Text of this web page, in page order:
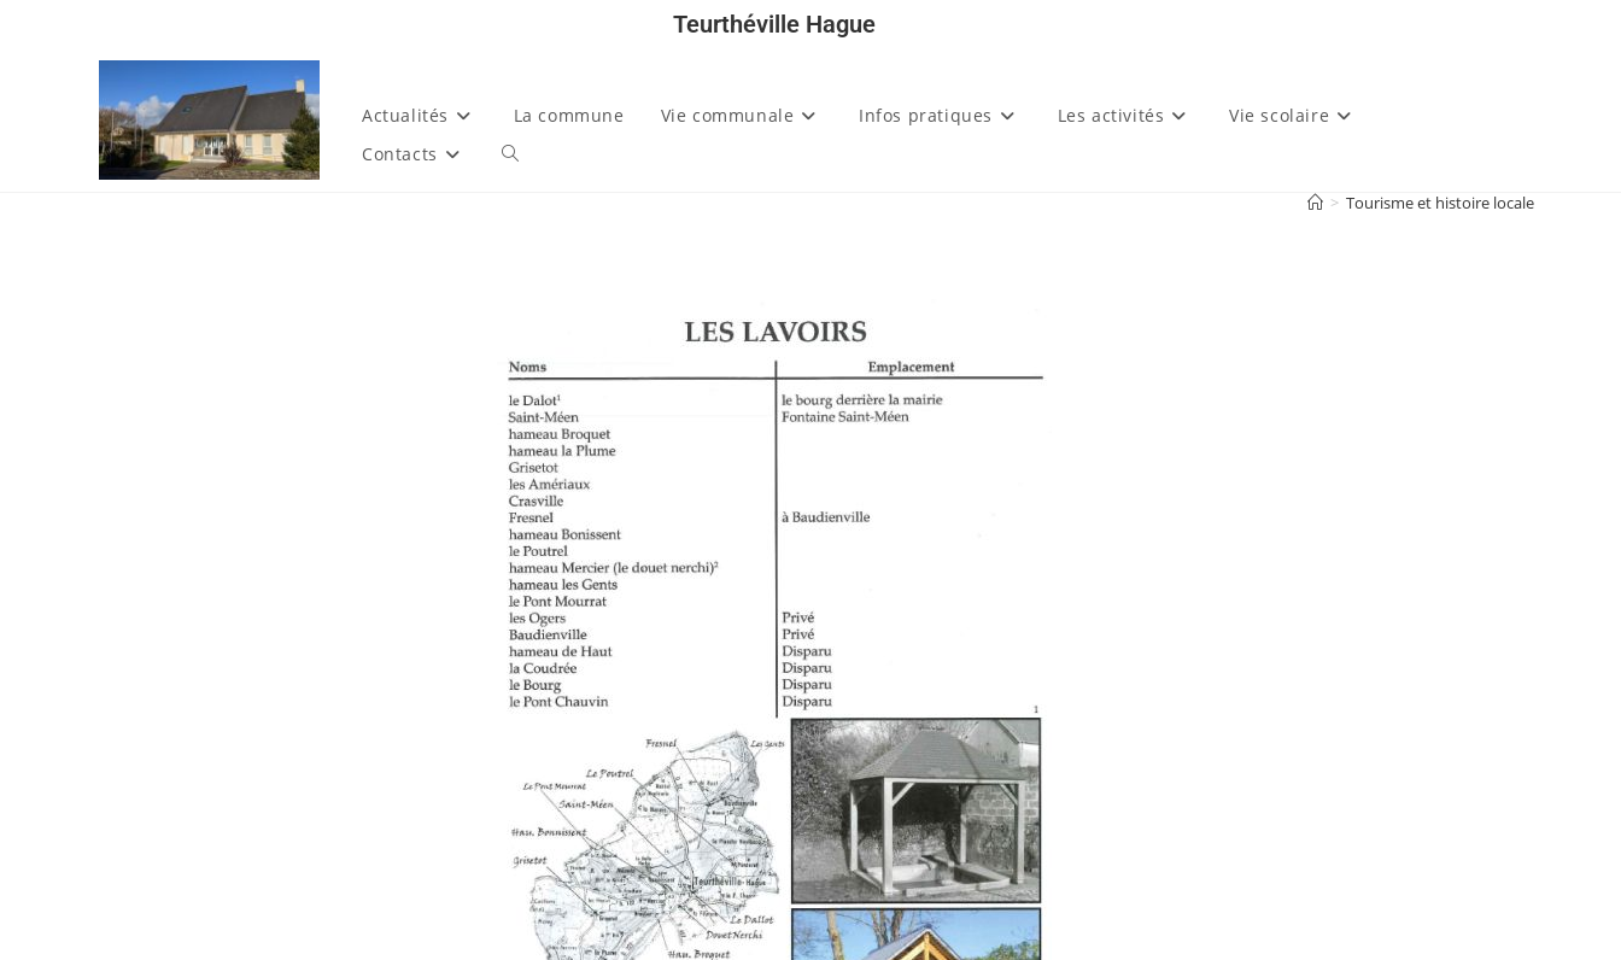
Teurthéville Hague
Actualités La commune Vie communale Infos pratiques Les activités
Vie scolaire
Contacts
> Tourisme et histoire locale